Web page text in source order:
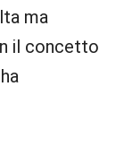
ma
il concetto